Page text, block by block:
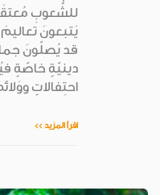
للشُّعوبِ
يَتبعونَ تعاليمَ
قد يُصلّونَ
دينيّةٍ خاصّةٍ
احتِفالاتٍ
اقرأ المزيد >>